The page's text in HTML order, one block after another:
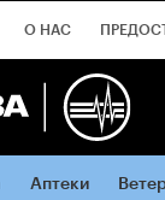
О НАС
Аптеки